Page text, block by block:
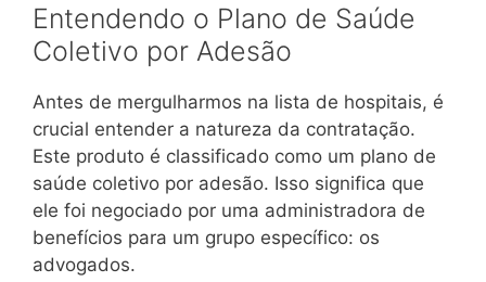
Entendendo o Plano de Saúde
Coletivo por Adesão
Antes de mergulharmos na lista de hospitais, é
crucial entender a natureza da contratação.
Este produto é classificado como um plano de
saúde coletivo por adesão. Isso significa que
ele foi negociado por uma administradora de
benefícios para um grupo específico: os
advogados.